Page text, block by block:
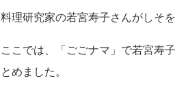
油に漬けることで長く保存するこ
そこで、ごはんに合う！青じそを